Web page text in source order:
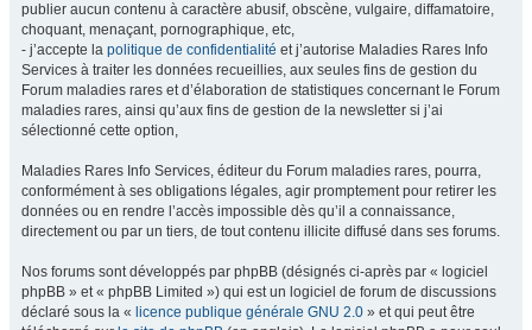
publier aucun contenu à caractère abusif, obscène, vulgaire, diffamatoire,
choquant, menaçant, pornographique, etc,
- j’accepte la politique de confidentialité et j’autorise Maladies Rares Info
Services à traiter les données recueillies, aux seules fins de gestion du
Forum maladies rares et d’élaboration de statistiques concernant le Forum
maladies rares, ainsi qu’aux fins de gestion de la newsletter si j’ai
sélectionné cette option,
Maladies Rares Info Services, éditeur du Forum maladies rares, pourra,
conformément à ses obligations légales, agir promptement pour retirer les
données ou en rendre l’accès impossible dès qu’il a connaissance,
directement ou par un tiers, de tout contenu illicite diffusé dans ses forums.
Nos forums sont développés par phpBB (désignés ci-après par « logiciel
phpBB » et « phpBB Limited ») qui est un logiciel de forum de discussions
déclaré sous la « licence publique générale GNU 2.0 » et qui peut être